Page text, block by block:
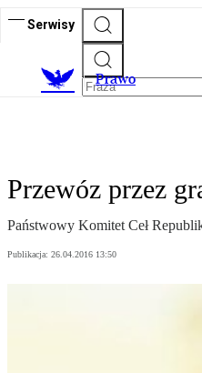
Serwisy
Prawo
Przewóz przez
Państwowy Komitet Ceł
Publikacja: 26.04.2016 13:50